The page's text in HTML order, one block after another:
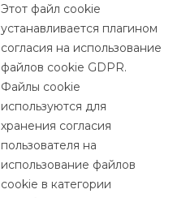
Этот файл cookie
устанавливается плагином
согласия на использование
файлов cookie GDPR.
Файлы cookie
используются для
хранения согласия
пользователя на
использование файлов
cookie в категории